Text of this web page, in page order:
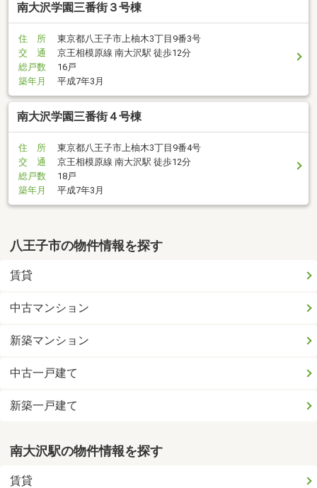
南大沢学園三番街３号棟
住 所
東京都八王子市上柚木3丁目9番3号
交 通
京王相模原線 南大沢駅 徒歩12分
総戸数
16戸
築年月
平成7年3月
南大沢学園三番街４号棟
住 所
東京都八王子市上柚木3丁目9番4号
交 通
京王相模原線 南大沢駅 徒歩12分
総戸数
18戸
築年月
平成7年3月
八王子市の物件情報を探す
賃貸
中古マンション
新築マンション
中古一戸建て
新築一戸建て
南大沢駅の物件情報を探す
賃貸